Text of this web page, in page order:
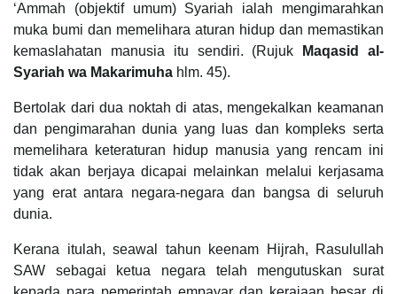
‘Ammah (objektif umum) Syariah ialah mengimarahkan
muka bumi dan memelihara aturan hidup dan memastikan
kemaslahatan manusia itu sendiri. (Rujuk
Maqasid al-
Syariah wa Makarimuha hlm. 45).
Bertolak dari dua noktah di atas, mengekalkan keamanan
dan pengimarahan dunia yang luas dan kompleks serta
memelihara keteraturan hidup manusia yang rencam ini
tidak akan berjaya dicapai melainkan melalui kerjasama
yang erat antara negara-negara dan bangsa di seluruh
dunia.
Kerana itulah, seawal tahun keenam Hijrah, Rasulullah
SAW sebagai ketua negara telah mengutuskan surat